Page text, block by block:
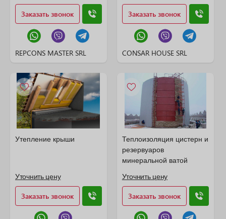
Заказать звонок
REPCONS MASTER SRL
Заказать звонок
CONSAR HOUSE SRL
Утепление крыши
Уточнить цену
Заказать звонок
Теплоизоляция цистерн и
резервуаров
минеральной ватой
Уточнить цену
Заказать звонок